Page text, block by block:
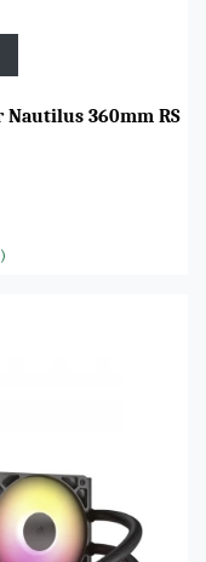
Nautilus 360mm RS